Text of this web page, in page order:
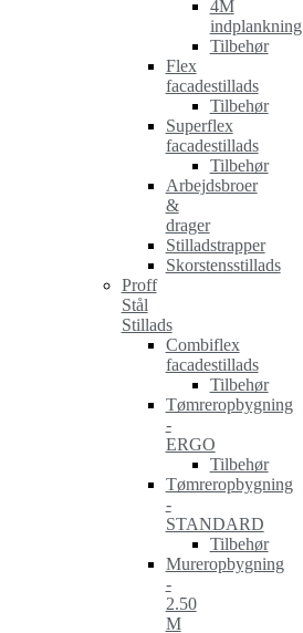
4M
indplankning
Tilbehør
Flex
facadestillads
Tilbehør
Superflex
facadestillads
Tilbehør
Arbejdsbroer
&
drager
Stilladstrapper
Skorstensstillads
Proff
Stål
Stillads
Combiflex
facadestillads
Tilbehør
Tømreropbygning
-
ERGO
Tilbehør
Tømreropbygning
-
STANDARD
Tilbehør
Mureropbygning
-
2.50
M